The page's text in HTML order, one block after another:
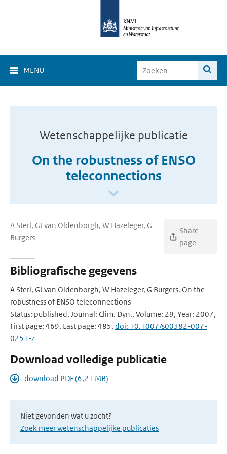
MENU
Wetenschappelijke publicatie
On the robustness of ENSO
teleconnections
A Sterl, GJ van Oldenborgh, W Hazeleger, G
Burgers
Share
page
Bibliografische gegevens
A Sterl, GJ van Oldenborgh, W Hazeleger, G Burgers. On the
robustness of ENSO teleconnections
Status: published, Journal: Clim. Dyn., Volume: 29, Year: 2007,
First page: 469, Last page: 485, doi: 10.1007/s00382-007-
0251-z
Download volledige publicatie
download PDF (6,21 MB)
Niet gevonden wat u zocht?
Zoek meer wetenschappelijke publicaties